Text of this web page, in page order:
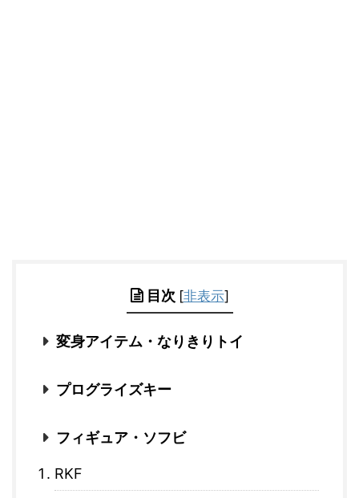
目次 [非表示]
変身アイテム・なりきりトイ
プログライズキー
フィギュア・ソフビ
RKF